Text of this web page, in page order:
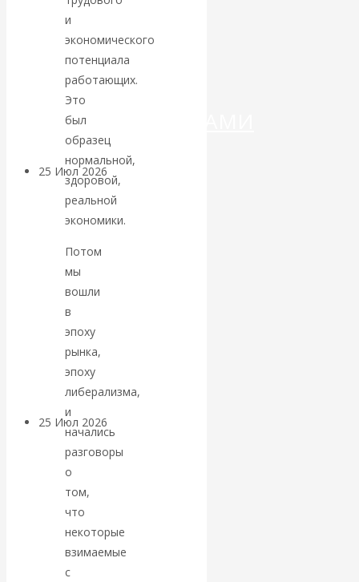
ДЕНЕГ»: КИТАЙ
ВЕДЁТ БОРЬБУ
КРИПТОВАЛЮТАМИ
25 Июл 2026
Валентин
КАтасонов.
Может ли
Америка
покинуть НАТО?
25 Июл 2026
«Об этом
молчат»:
экономист
и
экономического
потенциала
работающих.
Это
был
образец
нормальной,
здоровой,
реальной
экономики.
Потом
мы
вошли
в
эпоху
рынка,
эпоху
либерализма,
и
начались
разговоры
о
том,
что
некоторые
взимаемые
с